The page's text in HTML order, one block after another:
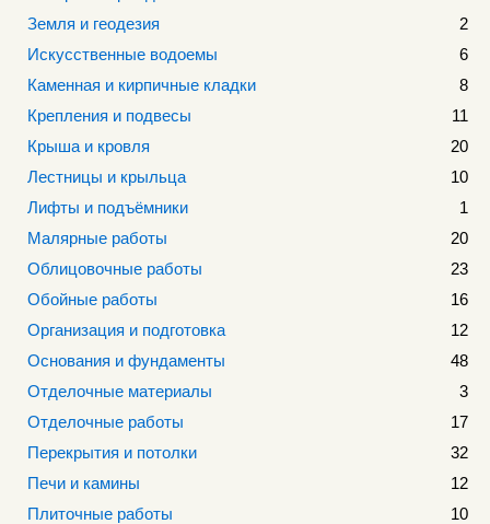
Земля и геодезия
2
Искусственные водоемы
6
Каменная и кирпичные кладки
8
Крепления и подвесы
11
Крыша и кровля
20
Лестницы и крыльца
10
Лифты и подъёмники
1
Малярные работы
20
Облицовочные работы
23
Обойные работы
16
Организация и подготовка
12
Основания и фундаменты
48
Отделочные материалы
3
Отделочные работы
17
Перекрытия и потолки
32
Печи и камины
12
Плиточные работы
10